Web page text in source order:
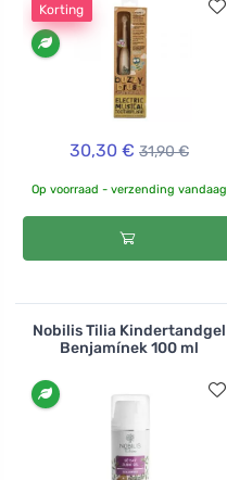
Korting
30,30 € 31,90 €
Op voorraad - verzending vandaag
Nobilis Tilia Kindertandgel
Benjamínek 100 ml